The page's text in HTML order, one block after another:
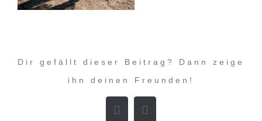
Dir gefällt dieser Beitrag? Dann zeige
ihn deinen Freunden!
Facebook
E-